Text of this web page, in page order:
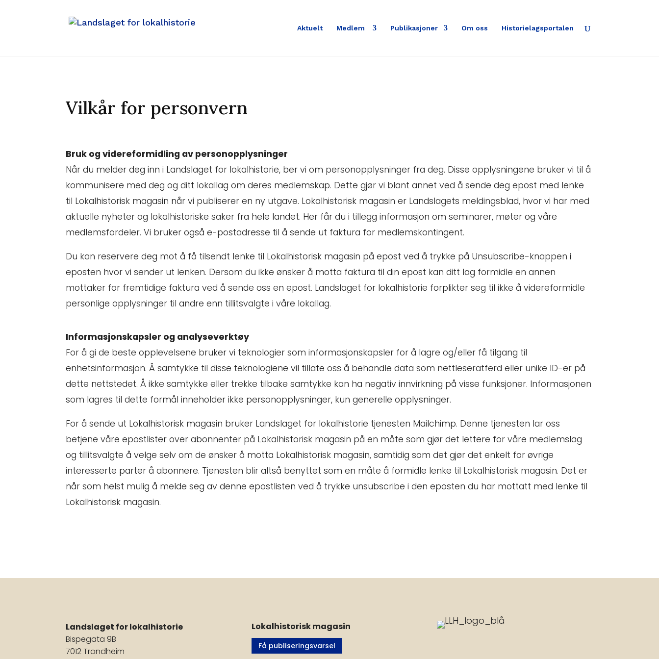
Aktuelt Medlem Publikasjoner Om oss Historielagsportalen
Vilkår for personvern
Bruk og videreformidling av personopplysninger
Når du melder deg inn i Landslaget for lokalhistorie, ber vi om personopplysninger fra deg. Disse opplysningene bruker vi til å
kommunisere med deg og ditt lokallag om deres medlemskap. Dette gjør vi blant annet ved å sende deg epost med lenke
til Lokalhistorisk magasin når vi publiserer en ny utgave. Lokalhistorisk magasin er Landslagets meldingsblad, hvor vi har med
aktuelle nyheter og lokalhistoriske saker fra hele landet. Her får du i tillegg informasjon om seminarer, møter og våre
medlemsfordeler. Vi bruker også e-postadresse til å sende ut faktura for medlemskontingent.
Du kan reservere deg mot å få tilsendt lenke til Lokalhistorisk magasin på epost ved å trykke på Unsubscribe-knappen i
eposten hvor vi sender ut lenken. Dersom du ikke ønsker å motta faktura til din epost kan ditt lag formidle en annen
mottaker for fremtidige faktura ved å sende oss en epost. Landslaget for lokalhistorie forplikter seg til ikke å videreformidle
personlige opplysninger til andre enn tillitsvalgte i våre lokallag.
Informasjonskapsler og analyseverktøy
For å gi de beste opplevelsene bruker vi teknologier som informasjonskapsler for å lagre og/eller få tilgang til
enhetsinformasjon. Å samtykke til disse teknologiene vil tillate oss å behandle data som nettleseratferd eller unike ID-er på
dette nettstedet. Å ikke samtykke eller trekke tilbake samtykke kan ha negativ innvirkning på visse funksjoner. Informasjonen
som lagres til dette formål inneholder ikke personopplysninger, kun generelle opplysninger.
For å sende ut Lokalhistorisk magasin bruker Landslaget for lokalhistorie tjenesten Mailchimp. Denne tjenesten lar oss
betjene våre epostlister over abonnenter på Lokalhistorisk magasin på en måte som gjør det lettere for våre medlemslag
og tillitsvalgte å velge selv om de ønsker å motta Lokalhistorisk magasin, samtidig som det gjør det enkelt for øvrige
interesserte parter å abonnere. Tjenesten blir altså benyttet som en måte å formidle lenke til Lokalhistorisk magasin. Det er
når som helst mulig å melde seg av denne epostlisten ved å trykke unsubscribe i den eposten du har mottatt med lenke til
Lokalhistorisk magasin.
Landslaget for lokalhistorie
Bispegata 9B
7012 Trondheim
Lokalhistorisk magasin
Få publiseringsvarsel